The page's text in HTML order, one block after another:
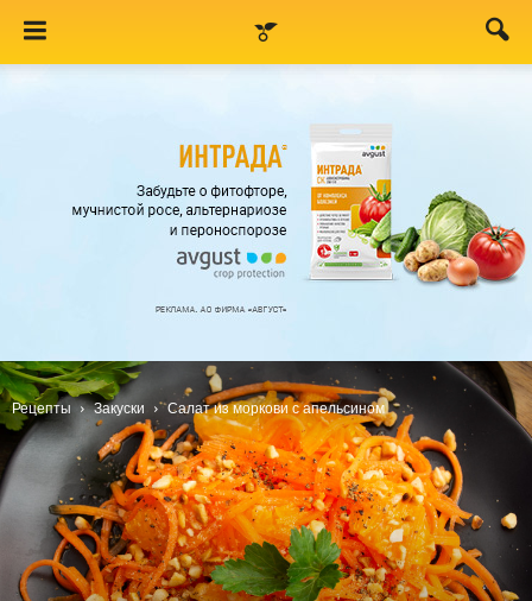
Рецепты Закуски Салат из моркови с апельсином